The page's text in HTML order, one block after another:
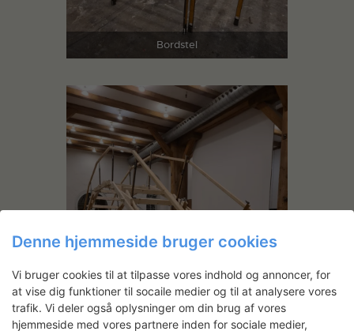
Bordstel
Denne hjemmeside bruger cookies
Vi bruger cookies til at tilpasse vores indhold og annoncer, for
at vise dig funktioner til socaile medier og til at analysere vores
trafik. Vi deler også oplysninger om din brug af vores
hjemmeside med vores partnere inden for sociale medier,